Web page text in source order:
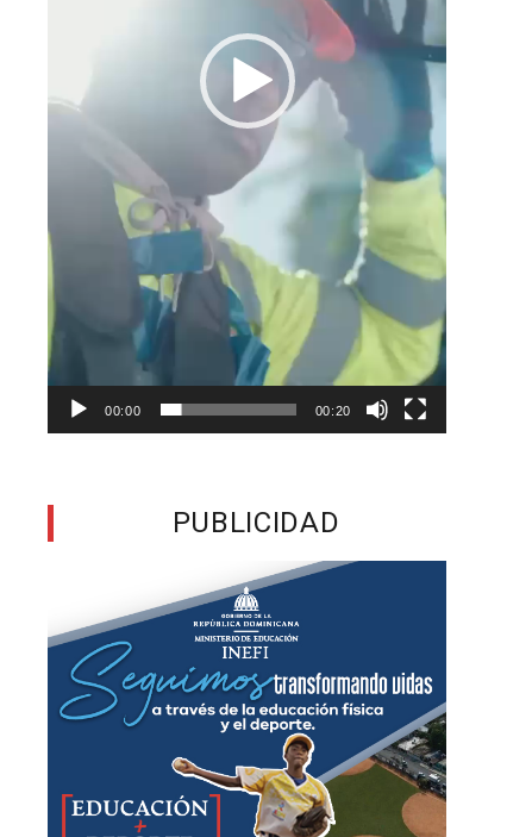
00:00 00:20
PUBLICIDAD